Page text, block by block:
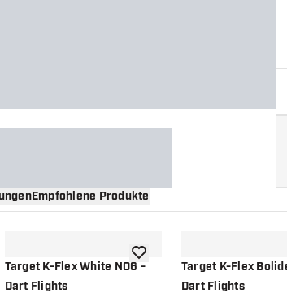
Empfohlene Produkte
hinzufügen
Target K-Flex White NO6 -
Dart Flights
Zur Wunschliste hinzufügen
Target K-Flex
Dart Flights